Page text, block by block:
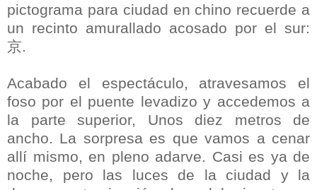
pictograma para ciudad en chino recuerde a
un recinto amurallado acosado por el sur:
京.
Acabado el espectáculo, atravesamos el
foso por el puente levadizo y accedemos a
la parte superior, Unos diez metros de
ancho. La sorpresa es que vamos a cenar
allí mismo, en pleno adarve. Casi es ya de
noche, pero las luces de la ciudad y la